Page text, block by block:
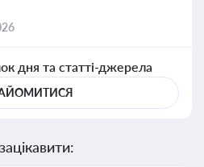
дня та статті-джерела